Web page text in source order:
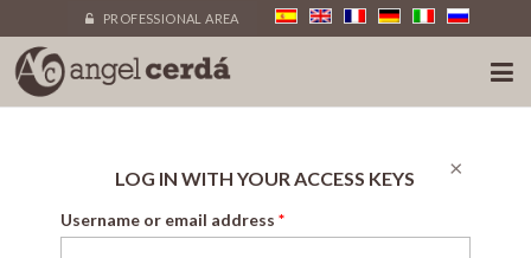
PROFESSIONAL AREA
LOG IN WITH YOUR ACCESS KEYS
Username or email address *
×